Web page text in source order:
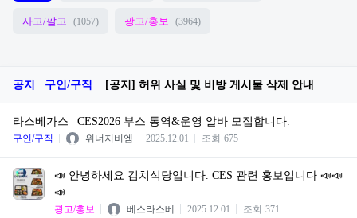
사고/팔고 (1057) 광고/홍보 (3964)
공지 구인/구직 [공지] 허위 사실 및 비방 게시물 삭제 안내
라스베가스 | CES2026 부스 통역&운영 알바 모집합니다.
구인/구직 위너지비엠 2025.12.01 조회 675
📣 안녕하세요 김치식당입니다. CES 관련 홍보입니다 📣📣
📣
광고/홍보 베스라스베 2025.12.01 조회 371